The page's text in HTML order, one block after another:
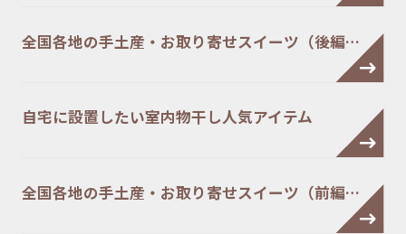
全国各地の手土産・お取り寄せスイーツ（後編…
自宅に設置したい室内物干し人気アイテム
全国各地の手土産・お取り寄せスイーツ（前編…